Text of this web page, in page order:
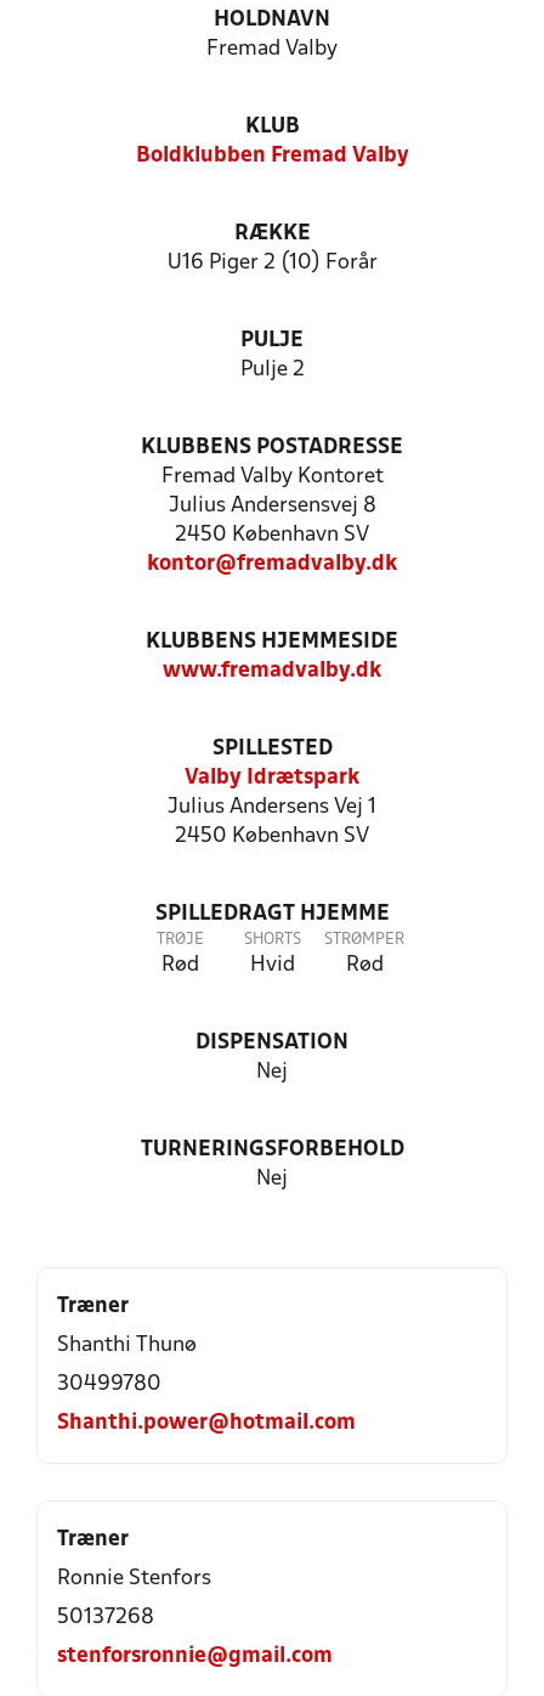
HOLDNAVN
Fremad Valby
KLUB
Boldklubben Fremad Valby
RÆKKE
U16 Piger 2 (10) Forår
PULJE
Pulje 2
KLUBBENS POSTADRESSE
Fremad Valby Kontoret
Julius Andersensvej 8
2450 København SV
kontor@fremadvalby.dk
KLUBBENS HJEMMESIDE
www.fremadvalby.dk
SPILLESTED
Valby Idrætspark
Julius Andersens Vej 1
2450 København SV
SPILLEDRAGT HJEMME
TRØJE
Rød
SHORTS
Hvid
STRØMPER
Rød
DISPENSATION
Nej
TURNERINGSFORBEHOLD
Nej
Træner
Shanthi Thunø
30499780
Shanthi.power@hotmail.com
Træner
Ronnie Stenfors
50137268
stenforsronnie@gmail.com